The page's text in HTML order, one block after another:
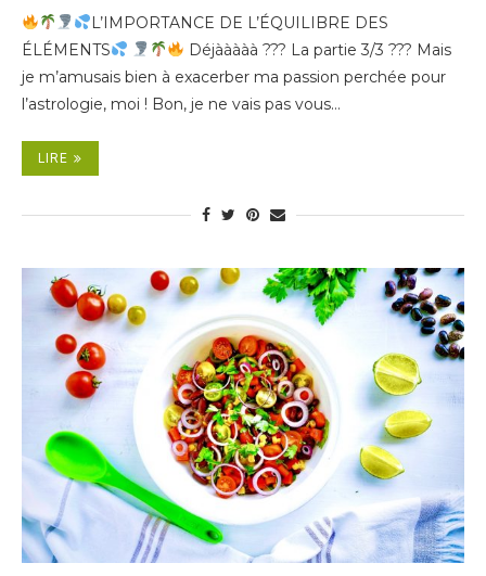
L’IMPORTANCE DE L’ÉQUILIBRE DES
ÉLÉMENTS
Déjààààà ??? La partie 3/3 ??? Mais
je m’amusais bien à exacerber ma passion perchée pour
l’astrologie, moi ! Bon, je ne vais pas vous…
LIRE